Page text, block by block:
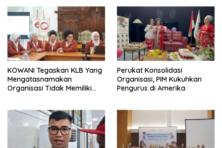
KOWANI Tegaskan KLB Yang
Mengatasnamakan
Organisasi Tidak Memiliki
Perukat Konsolidasi
Organisasi, PIM Kukuhkan
Pengurus di Amerika